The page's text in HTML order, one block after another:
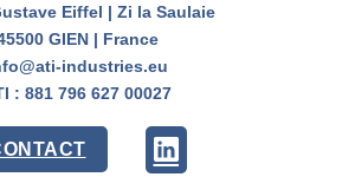
Eiffel | Zi la Saulaie
GIEN | France
industries.eu
: 881 796 627 00027